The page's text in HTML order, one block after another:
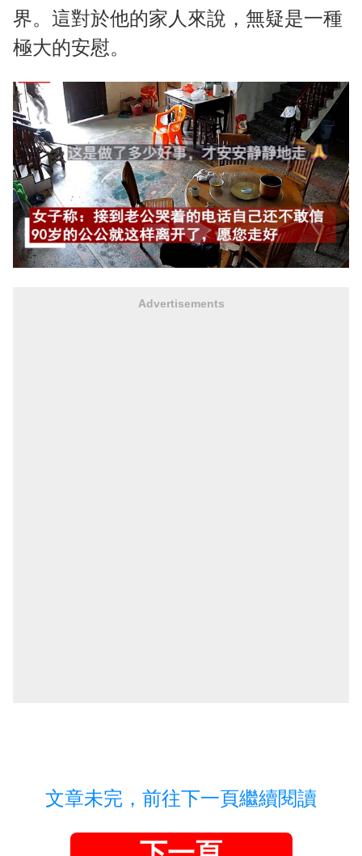
界。這對於他的家人來說，無疑是一種
極大的安慰。
Advertisements
文章未完，前往下一頁繼續閱讀